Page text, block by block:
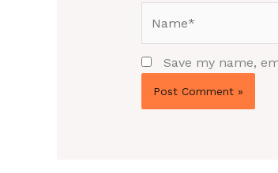
Save my name,